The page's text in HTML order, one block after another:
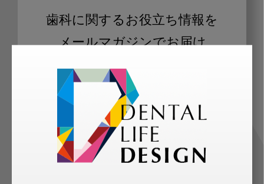
歯科に関するお役立ち情報を
メールマガジンでお届け
ご登録いただいた職種（歯科医師、歯
科衛生士、歯科技工士）に合わせた内
容のメールマガジンをお届けします。